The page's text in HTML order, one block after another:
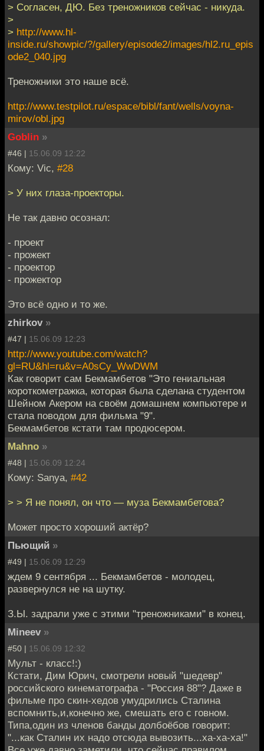
> Согласен, ДЮ. Без треножников сейчас - никуда.
>
> http://www.hl-
inside.ru/showpic/?/gallery/episode2/images/hl2.ru_epis
ode2_040.jpg
Треножники это наше всё.
http://www.testpilot.ru/espace/bibl/fant/wells/voyna-
mirov/obl.jpg
Goblin »
#46 | 15.06.09 12:22
Кому: Vic, #28
> У них глаза-проекторы.
Не так давно осознал:
- проект
- прожект
- проектор
- прожектор
Это всё одно и то же.
zhirkov »
#47 | 15.06.09 12:23
http://www.youtube.com/watch?
gl=RU&hl=ru&v=A0sCy_WwDWM
Как говорит сам Бекмамбетов "Это гениальная
короткометражка, которая была сделана студентом
Шейном Акером на своём домашнем компьютере и
стала поводом для фильма "9".
Бекмамбетов кстати там продюсером.
Mahno »
#48 | 15.06.09 12:24
Кому: Sanya, #42
> > Я не понял, он что — муза Бекмамбетова?
Может просто хороший актёр?
Пьющий »
#49 | 15.06.09 12:29
ждем 9 сентября ... Бекмамбетов - молодец,
развернулся не на шутку.
З.Ы. задрали уже с этими "треножниками" в конец.
Mineev »
#50 | 15.06.09 12:32
Мульт - класс!:)
Кстати, Дим Юрич, смотрели новый "шедевр"
российского кинематографа - "Россия 88"? Даже в
фильме про скин-хедов умудрились Сталина
вспомнить,и,конечно же, смешать его с говном.
Типа,один из членов банды долбоёбов говорит:
"...как Сталин их надо отсюда вывозить...ха-ха-ха!"